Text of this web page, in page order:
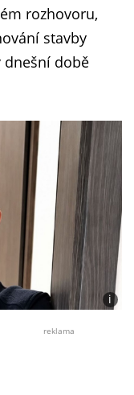
rozhovoru,
stavby
dnešní době
i
Foto:
reklama